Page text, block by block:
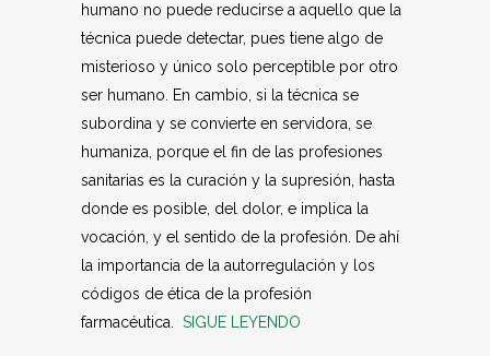
humano no puede reducirse a aquello que la
técnica puede detectar, pues tiene algo de
misterioso y único solo perceptible por otro
ser humano. En cambio, si la técnica se
subordina y se convierte en servidora, se
humaniza, porque el fin de las profesiones
sanitarias es la curación y la supresión, hasta
donde es posible, del dolor, e implica la
vocación, y el sentido de la profesión. De ahí
la importancia de la autorregulación y los
códigos de ética de la profesión
farmacéutica. SIGUE LEYENDO